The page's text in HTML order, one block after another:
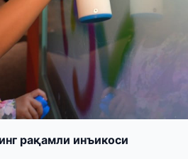
рақамли инъикоси